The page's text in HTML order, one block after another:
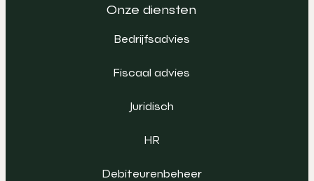
Onze diensten
Bedrijfsadvies
Fiscaal advies
Juridisch
HR
Debiteurenbeheer